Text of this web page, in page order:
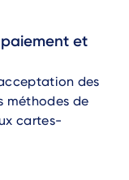
et
des
méthodes de
cartes-